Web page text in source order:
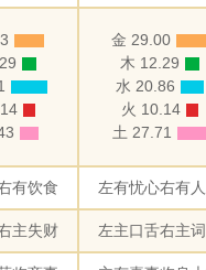
金 29.00
木 12.29
水 20.86
火 10.14
土 27.71
有饮食 左有忧心右有
主失财 左主口舌右主